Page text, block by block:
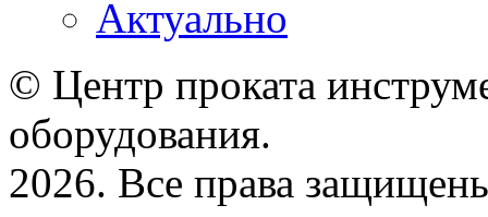
Актуально
© Центр проката
оборудования.
2026. Все права